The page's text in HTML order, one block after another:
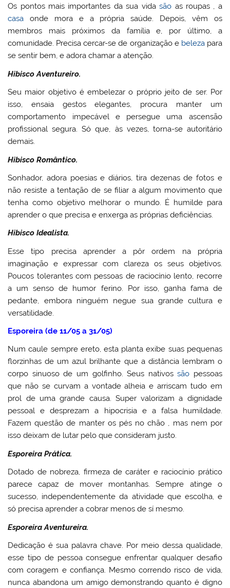
Os pontos mais importantes da sua vidasão as roupas , a
casa onde mora e a própria saúde. Depois, vêm os
membros mais próximos da família e, por último, a
comunidade. Precisa cercar-se de organização e belezapara
se sentir bem, e adora chamar a atenção.
Hibisco Aventureiro.
Seu maior objetivo é embelezar o próprio jeito de ser. Por
isso, ensaia gestos elegantes, procura manter um
comportamento impecável e persegue uma ascensão
profissional segura. Só que, às vezes, torna-se autoritário
demais.
Hibisco Romântico.
Sonhador, adora poesias e diários, tira dezenas de fotos e
não resiste a tentação de se filiar a algum movimento que
tenha como objetivo melhorar o mundo. É humilde para
aprender o que precisa e enxerga as próprias deficiências.
Hibisco Idealista.
Esse tipo precisa aprender a pôr ordem na própria
imaginação e expressar com clareza os seus objetivos.
Poucos tolerantes com pessoas de raciocínio lento, recorre
a um senso de humor ferino. Por isso, ganha fama de
pedante, embora ninguém negue sua grande cultura e
versatilidade.
Esporeira (de 11/05 a 31/05)
Num caule sempre ereto, esta planta exibe suas pequenas
florzinhas de um azul brilhante que a distância lembram o
corpo sinuoso de um golfinho. Seus nativossão pessoas
que não se curvam a vontade alheia e arriscam tudo em
prol de uma grande causa. Super valorizam a dignidade
pessoal e desprezam a hipocrisia e a falsa humildade.
Fazem questão de manter os pés no chão , mas nem por
isso deixam de lutar pelo que consideram justo.
Esporeira Prática.
Dotado de nobreza, firmeza de caráter e raciocínio prático
parece capaz de mover montanhas. Sempre atinge o
sucesso, independentemente da atividade que escolha, e
só precisa aprender a cobrar menos de sí mesmo.
Esporeira Aventureira.
Dedicação é sua palavra chave. Por meio dessa qualidade,
esse tipo de pessoa consegue enfrentar qualquer desafio
com coragem e confiança. Mesmo correndo risco de vida,
nunca abandona um amigo demonstrando quanto é digno